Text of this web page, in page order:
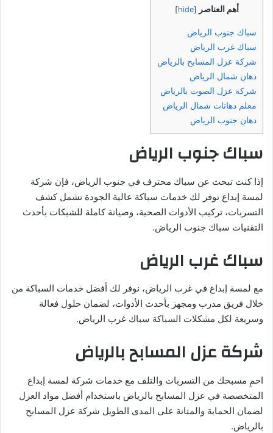
أهم العناصر [
hide
]
سباك جنوب الرياض
سباك غرب الرياض
شركة عزل المسابح بالرياض
دهان شمال الرياض
شركة عزل الصوت بالرياض
معلم دهانات شمال الرياض
دهان جنوب الرياض
سباك جنوب الرياض
إذا كنت تبحث عن سباك محترف في جنوب الرياض، فإن شركة
لمسة إبداع توفر لك خدمات سباكة عالية الجودة تشمل كشف
التسربات، تركيب الأدوات الصحية، وصيانة كاملة للشبكات بأحدث
التقنيات سباك جنوب الرياض.
سباك غرب الرياض
مع لمسة إبداع في غرب الرياض، نوفر لك أفضل خدمات السباكة من
خلال فريق مدرب ومجهز بأحدث الأدوات، لضمان حلول فعالة
وسريعة لكل مشكلات السباكة سباك غرب الرياض.
شركة عزل المسابح بالرياض
احمِ مسبحك من التسربات والتلف مع خدمات شركة لمسة إبداع
المتخصصة في عزل المسابح بالرياض باستخدام أفضل مواد العزل
لضمان الحماية والمتانة على المدى الطويل شركة عزل المسابح
بالرياض.